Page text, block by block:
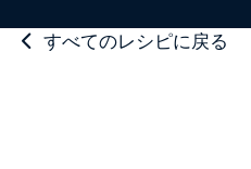
すべてのレシピに戻る